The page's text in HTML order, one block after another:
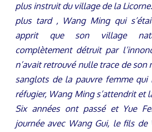
plus instruit du village de la
plus tard , Wang Ming qui
apprit que son village
complètement détruit par
n’avait retrouvé nulle trace de son
sanglots de la pauvre femme qui
réfugier, Wang Ming s’attendrit et
Six années ont passé et Yue
journée avec Wang Gui, le fils de